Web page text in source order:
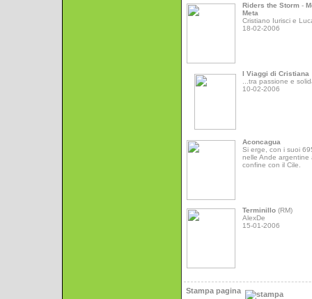
Riders the Storm -
Meta
Cristiano Iurisci e
18-02-2006
I Viaggi di Cristiana
...tra passione e
10-02-2006
Aconcagua
Si erge, con i suoi
nelle Ande argentine
confine con il Cile.
Terminillo (RM)
AlexDe
15-01-2006
Stampa pagina